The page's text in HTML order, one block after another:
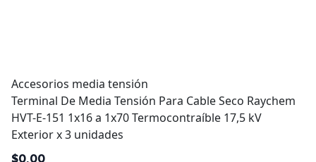
Accesorios media tensión
Terminal De Media Tensión Para Cable Seco Raychem
HVT-E-151 1x16 a 1x70 Termocontraíble 17,5 kV
Exterior x 3 unidades
$0,00